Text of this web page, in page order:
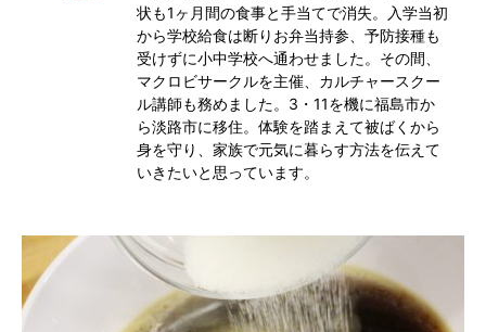
状も1ヶ月間の食事と手当てで消失。入学当初
から学校給食は断りお弁当持参、予防接種も
受けずに小中学校へ通わせました。その間、
マクロビサークルを主催、カルチャースクー
ル講師も務めました。3・11を機に福島市か
ら淡路市に移住。体験を踏まえて被ばくから
身を守り、家族で元気に暮らす方法を伝えて
いきたいと思っています。